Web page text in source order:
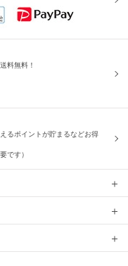
料無料！
るポイントが貯まるなどお得
です）